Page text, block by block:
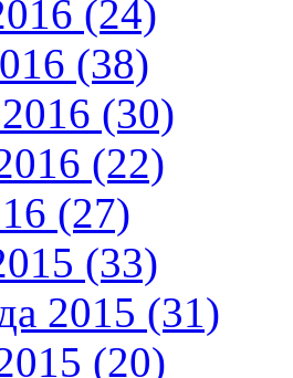
(24)
(38)
(30)
(22)
(27)
(33)
2015 (31)
(20)